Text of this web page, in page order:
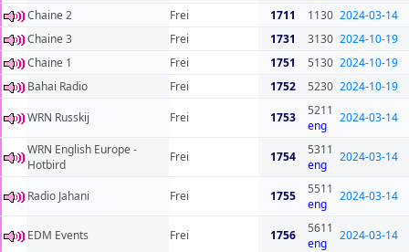
Chaine 2 Frei 1711 1130 2024-03-14
Chaine 3
Frei 1731 3130 2024-10-19
Chaine 1
Frei 1751 5130 2024-10-19
Bahai Radio
Frei 1752 5230 2024-10-19
WRN Russkij
Frei 1753
5211
eng
2024-03-14
WRN English Europe -
Hotbird
Frei 1754
5311
eng
2024-03-14
Radio Jahani Frei 1755
5511
eng
2024-03-14
EDM Events Frei 1756
5611
eng
2024-03-14